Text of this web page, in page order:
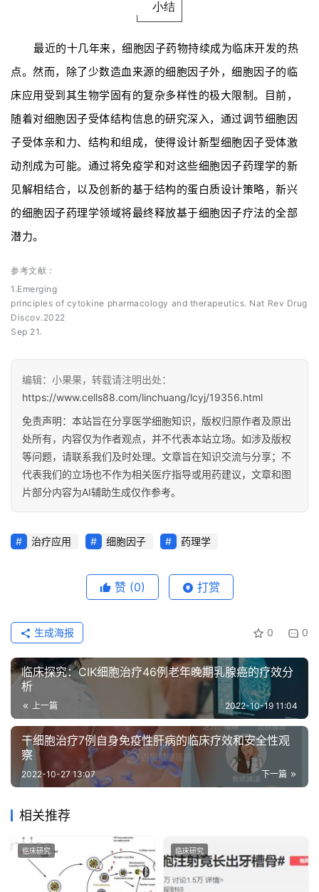
小结
最近的十几年来，细胞因子药物持续成为临床开发的热
点。然而，除了少数造血来源的细胞因子外，细胞因子的临
床应用受到其生物学固有的复杂多样性的极大限制。
目前，
随着对细胞因子受体结构信息的研究深入，通过调节细胞因
子受体亲和力、结构和组成，使得设计新型细胞因子受体激
动剂成为可能。 通过将免疫学和对这些细胞因子药理学的新
见解相结合，以及创新的基于结构的蛋白质设计策略，新兴
的细胞因子药理学领域将最终释放基于细胞因子疗法的全部
潜力。
参考文献：
1.Emerging
principles of cytokine pharmacology and therapeutics. Nat Rev Drug
Discov.2022
Sep 21.
编辑：小果果，转载请注明出处：
https://www.cells88.com/linchuang/lcyj/19356.html
免责声明：本站旨在分享医学细胞知识，版权归原作者及原出
处所有，内容仅为作者观点，并不代表本站立场。如涉及版权
等问题，请联系我们及时处理。文章旨在知识交流与分享；不
代表我们的立场也不作为相关医疗指导或用药建议，文章和图
片部分内容为AI辅助生成仅作参考。
治疗应用 细胞因子 药理学
赞 (0) 打赏
0 0
生成海报
临床探究：CIK细胞治疗46例老年晚期乳腺癌的疗效分
析
上一篇 2022-10-19 11:04
干细胞治疗7例自身免疫性肝病的临床疗效和安全性观
察
下一篇
2022-10-27 13:07
相关推荐
临床研究 临床研究